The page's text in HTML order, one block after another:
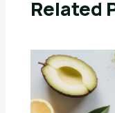
Related